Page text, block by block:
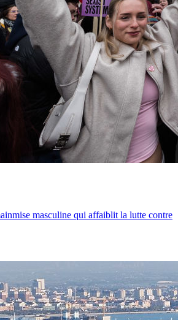
masculine qui affaiblit la lutte contre